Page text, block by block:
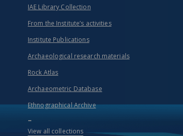
IAE Library Collection
From the Institute’s activities
Institute Publications
Archaeological research materials
Rock Atlas
Archaeometric Database
Ethnographical Archive
...
View all collections